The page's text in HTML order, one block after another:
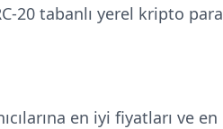
20 tabanlı yerel kripto para
en iyi fiyatları ve en